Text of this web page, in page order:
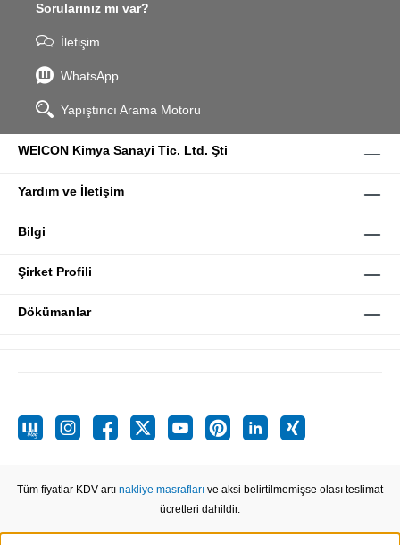
Sorularınız mı var?
İletişim
WhatsApp
Yapıştırıcı Arama Motoru
WEICON Kimya Sanayi Tic. Ltd. Şti
Yardım ve İletişim
Bilgi
Şirket Profili
Dökümanlar
Tüm fiyatlar KDV artı nakliye masrafları ve aksi belirtilmemişse olası teslimat
ücretleri dahildir.